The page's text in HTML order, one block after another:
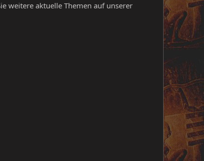
weitere aktuelle Themen auf unserer